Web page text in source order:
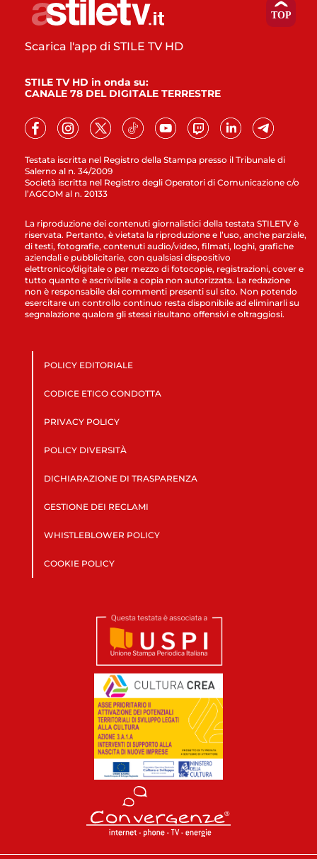
Testata iscritta nel Registro della Stampa presso il Tribunale di
Salerno al n. 34/2009
Società iscritta nel Registro degli Operatori di Comunicazione c/o
l’AGCOM al n. 20133
Scarica l'app di STILE TV HD
STILE TV HD in onda su:
CANALE 78 DEL DIGITALE TERRESTRE
La riproduzione dei contenuti giornalistici della testata STILETV è
riservata. Pertanto, è vietata la riproduzione e l’uso, anche parziale,
di testi, fotografie, contenuti audio/video, filmati, loghi, grafiche
aziendali e pubblicitarie, con qualsiasi dispositivo
elettronico/digitale o per mezzo di fotocopie, registrazioni, cover e
tutto quanto è ascrivibile a copia non autorizzata. La redazione
non è responsabile dei commenti presenti sul sito. Non potendo
esercitare un controllo continuo resta disponibile ad eliminarli su
segnalazione qualora gli stessi risultano offensivi e oltraggiosi.
POLICY EDITORIALE
CODICE ETICO CONDOTTA
PRIVACY POLICY
POLICY DIVERSITÀ
DICHIARAZIONE DI TRASPARENZA
GESTIONE DEI RECLAMI
WHISTLEBLOWER POLICY
COOKIE POLICY